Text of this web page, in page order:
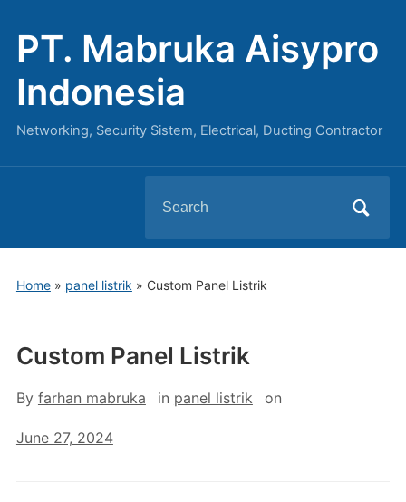
PT. Mabruka Aisypro
Indonesia
Networking, Security Sistem, Electrical, Ducting Contractor
for:
Home» panel listrik » Custom Panel Listrik
Custom Panel Listrik
By farhan mabruka in panel listrik on
June 27, 2024